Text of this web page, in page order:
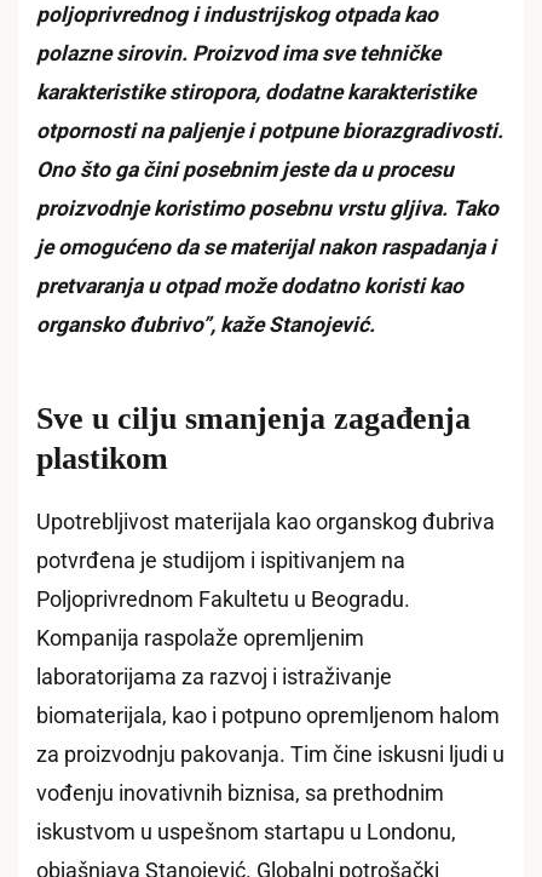
poljoprivrednog i industrijskog otpada kao
polazne sirovin. Proizvod ima sve tehničke
karakteristike stiropora, dodatne karakteristike
otpornosti na paljenje i potpune biorazgradivosti.
Ono što ga čini posebnim jeste da u procesu
proizvodnje koristimo posebnu vrstu gljiva. Tako
je omogućeno da se materijal nakon raspadanja i
pretvaranja u otpad može dodatno koristi kao
organsko đubrivo”, kaže Stanojević.
Sve u cilju smanjenja zagađenja
plastikom
Upotrebljivost materijala kao organskog đubriva
potvrđena je studijom i ispitivanjem na
Poljoprivrednom Fakultetu u Beogradu.
Kompanija raspolaže opremljenim
laboratorijama za razvoj i istraživanje
biomaterijala, kao i potpuno opremljenom halom
za proizvodnju pakovanja. Tim čine iskusni ljudi u
vođenju inovativnih biznisa, sa prethodnim
iskustvom u uspešnom startapu u Londonu,
objašnjava Stanojević. Globalni potrošački